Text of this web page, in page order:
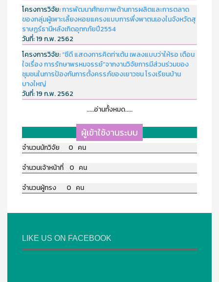
โครงการวิจัย:การพัฒนาศักยภาพด้านการผลิตและการตลาด
ของกลุ่มผู้เพาะเลี้ยงหอยแครงแบบการพึ่งพาตนเองในจังหวัดสุ
ราษฏร์ธานีหลังเกิดอุทกภัยปี2554
วันที่:19 ก.พ. 2562
โครงการวิจัย:“ซีดี แสดงการคิดท่าเต้น เพลงแบบว่าให้รอ เตือน
ใจเรื่อง การรักษาพรหมจรรย์”จากงานวิจัยการมีส่วนร่วมของ
ชุมชนในการป้องกันการตั้งครรภ์ของเยาวชน โรงเรียนบ้าน
บางใหญ่
วันที่:19 ก.พ. 2562
.....อ่านทั้งหมด.....
ผู้เข้าใช้งานระบบ
จำนวนนักวิจัย 0 คน
จำนวนเจ้าหน้าที่ 0 คน
จำนวนผู้ทรง 0 คน
LIKE US ON FACEBOOK